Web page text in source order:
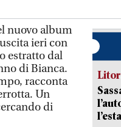
nuovo album
ieri con
estratto dal
di Bianca.
racconta
Un
di